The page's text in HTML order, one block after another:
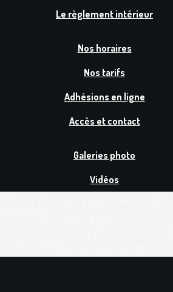
Le règlement intérieur
Nos horaires
Nos tarifs
Adhésions en ligne
Accès et contact
Galeries photo
Vidéos